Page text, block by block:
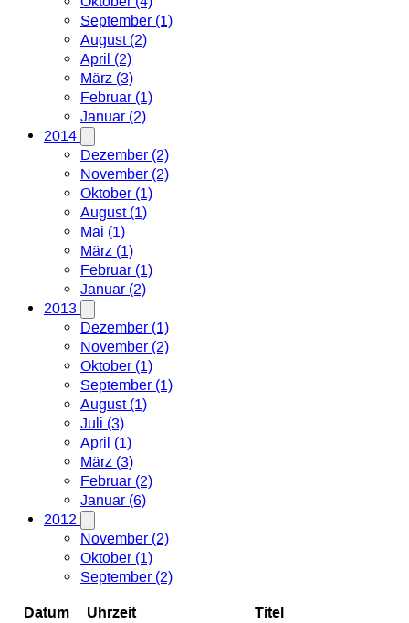
September (1)
August (2)
April (2)
März (3)
Februar (1)
Januar (2)
2014
Dezember (2)
November (2)
Oktober (1)
August (1)
Mai (1)
März (1)
Februar (1)
Januar (2)
2013
Dezember (1)
November (2)
Oktober (1)
September (1)
August (1)
Juli (3)
April (1)
März (3)
Februar (2)
Januar (6)
2012
November (2)
Oktober (1)
September (2)
Datum Uhrzeit Titel